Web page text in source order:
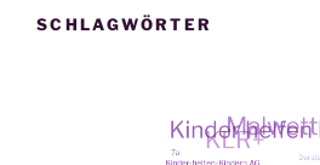
SCHLAGWÖRTER